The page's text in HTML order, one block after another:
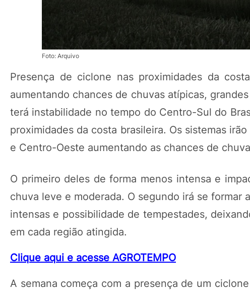
Foto: Arquivo
Presença de ciclone nas proximidades da
aumentando chances de chuvas atípicas,
terá instabilidade no tempo do Centro-Sul do
proximidades da costa brasileira. Os sistemas
e Centro-Oeste aumentando as chances de
O primeiro deles de forma menos intensa e
chuva leve e moderada. O segundo irá se formar
intensas e possibilidade de tempestades,
em cada região atingida.
Clique aqui e acesse AGROTEMPO
A semana começa com a presença de um